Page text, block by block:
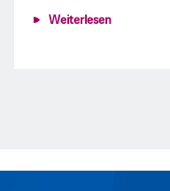
Weiterlesen